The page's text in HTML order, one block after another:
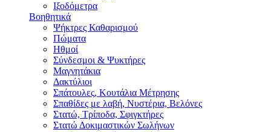
Ιξοδόμετρα
Βοηθητικά
Ψήκτρες Καθαρισμού
Πώματα
Ηθμοί
Σύνδεσμοι & Ψυκτήρες
Μαγνητάκια
Δακτύλιοι
Σπάτουλες, Κουτάλια Μέτρησης
Σπαθίδες με λαβή, Νυστέρια, Βελόνες
Στατώ, Τρίποδα, Σφιγκτήρες
Στατώ Δοκιμαστικών Σωλήνων